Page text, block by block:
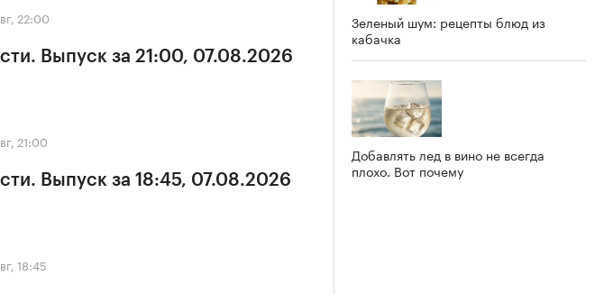
22:00
Выпуск за 21:00, 07.08.2026
21:00
Выпуск за 18:45, 07.08.2026
18:45
Зеленый шум: рецепты блюд из
кабачка
Добавлять лед в вино не всегда
плохо. Вот почему